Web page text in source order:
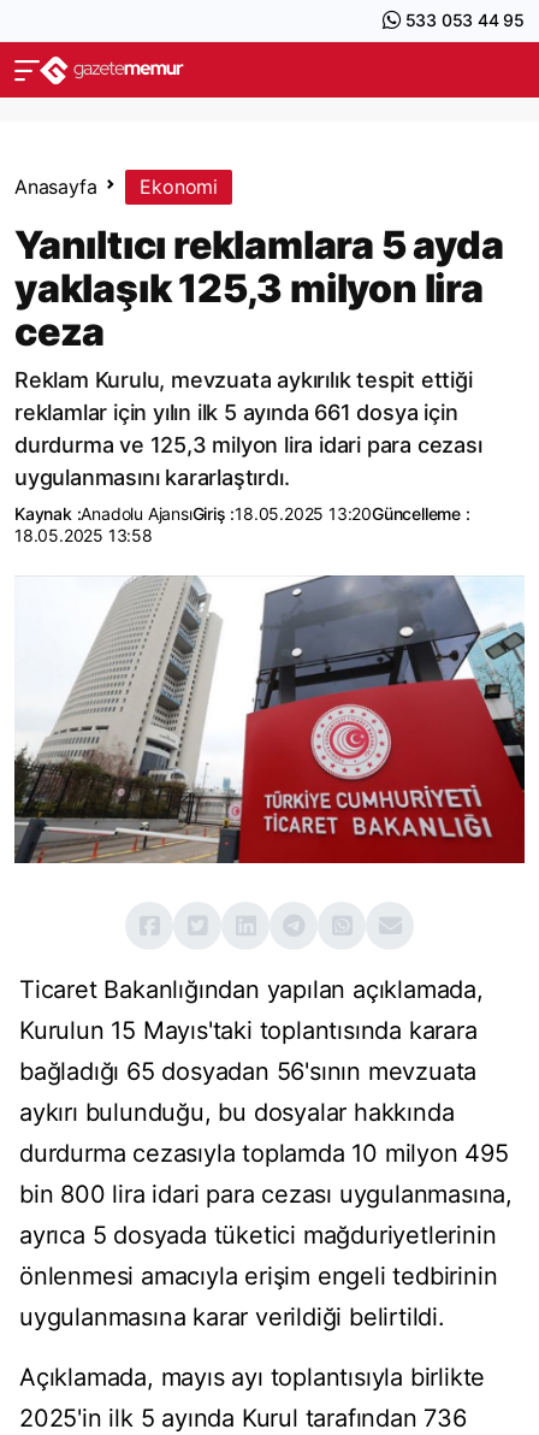
533 053 44 95
Anasayfa Ekonomi
Yanıltıcı reklamlara 5 ayda
yaklaşık 125,3 milyon lira
ceza
Reklam Kurulu, mevzuata aykırılık tespit ettiği
reklamlar için yılın ilk 5 ayında 661 dosya için
durdurma ve 125,3 milyon lira idari para cezası
uygulanmasını kararlaştırdı.
Kaynak :Anadolu AjansıGiriş :18.05.2025 13:20Güncelleme :
18.05.2025 13:58
Ticaret Bakanlığından yapılan açıklamada,
Kurulun 15 Mayıs'taki toplantısında karara
bağladığı 65 dosyadan 56'sının mevzuata
aykırı bulunduğu, bu dosyalar hakkında
durdurma cezasıyla toplamda 10 milyon 495
bin 800 lira idari para cezası uygulanmasına,
ayrıca 5 dosyada tüketici mağduriyetlerinin
önlenmesi amacıyla erişim engeli tedbirinin
uygulanmasına karar verildiği belirtildi.
Açıklamada, mayıs ayı toplantısıyla birlikte
2025'in ilk 5 ayında Kurul tarafından 736